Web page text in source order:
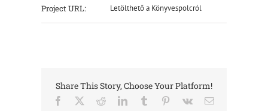
Project URL: Letölthető a Könyvespolcról
Share This Story, Choose Your Platform!
Facebook RedditLinkedInTumblr Pinterest
Vk Email: